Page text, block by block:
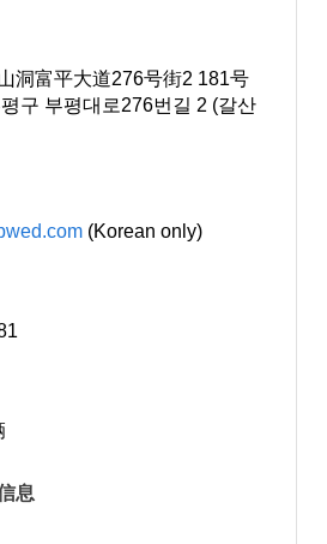
洞富平大道276号街2 181号
구 부평대로276번길 2 (갈산
(Korean only)
息